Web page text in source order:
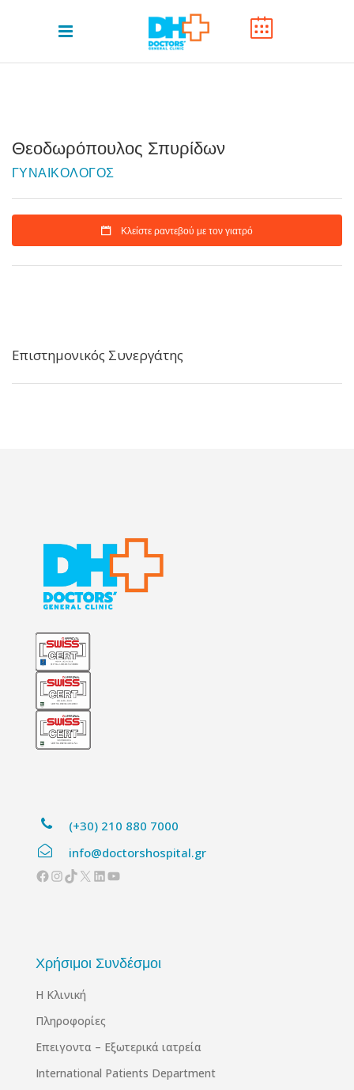
Θεοδωρόπουλος Σπυρίδων
ΓΥΝΑΙΚΟΛΟΓΟΣ
Κλείστε ραντεβού με τον γιατρό
Επιστημονικός Συνεργάτης
(+30) 210 880 7000
info@doctorshospital.gr
Facebook
Instagram
TikTok
X Linkedin
YouTube
Χρήσιμοι Συνδέσμοι
Η Κλινική
Πληροφορίες
Επειγοντα – Εξωτερικά ιατρεία
International Patients Department